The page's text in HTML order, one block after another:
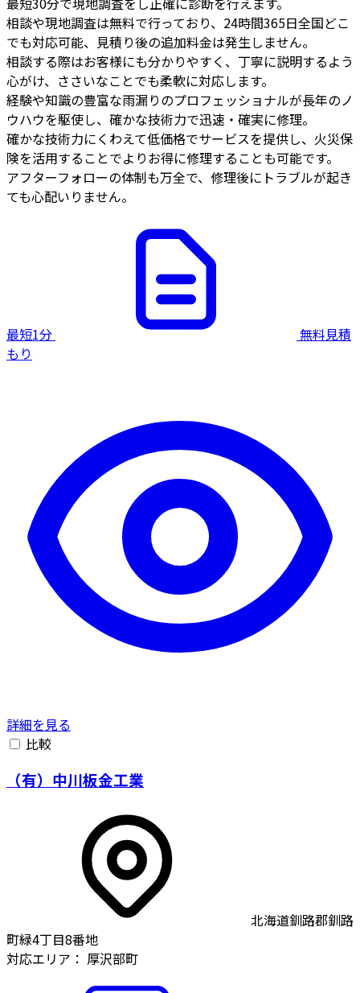
相談や現地調査は無料で行っており、24時間365日全国どこ
でも対応可能、見積り後の追加料金は発生しません。
相談する際はお客様にも分かりやすく、丁寧に説明するよう
心がけ、ささいなことでも柔軟に対応します。
経験や知識の豊富な雨漏りのプロフェッショナルが長年のノ
ウハウを駆使し、確かな技術力で迅速・確実に修理。
確かな技術力にくわえて低価格でサービスを提供し、火災保
険を活用することでよりお得に修理することも可能です。
アフターフォローの体制も万全で、修理後にトラブルが起き
ても心配いりません。
最短1分
無料見積
もり
詳細を見る
比較
（有）中川板金工業
北海道釧路郡釧路
町緑4丁目8番地
対応エリア： 厚沢部町